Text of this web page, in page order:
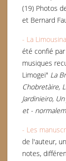
(19) Photos
et Bernard
- La
été confié
musiques
Limogei" La
Chobretàire,
Jardinieiro,
et -
- Les
de l'auteur,
notes,